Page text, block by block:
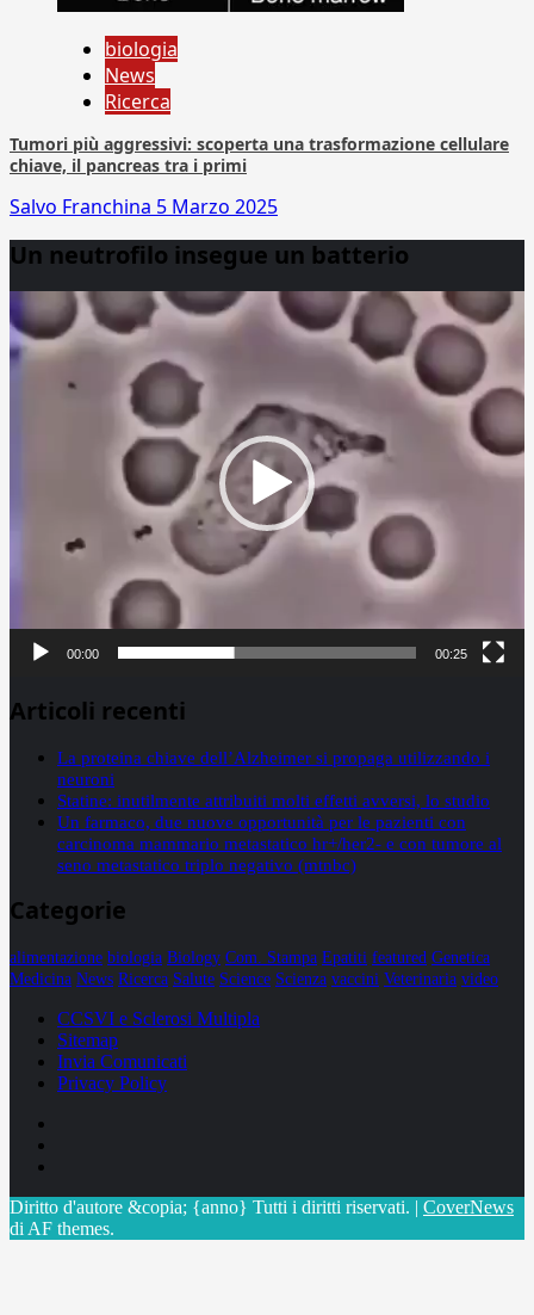
biologia
News
Ricerca
Tumori più aggressivi: scoperta una trasformazione cellulare
chiave, il pancreas tra i primi
Salvo Franchina 5 Marzo 2025
Un neutrofilo insegue un batterio
Player
00:00 00:25
Articoli recenti
La proteina chiave dell’Alzheimer si propaga utilizzando i
neuroni
Statine: inutilmente attribuiti molti effetti avversi, lo studio
Un farmaco, due nuove opportunità per le pazienti con
carcinoma mammario metastatico hr+/her2- e con tumore al
seno metastatico triplo negativo (mtnbc)
Categorie
alimentazione biologia Biology Com. Stampa Epatiti featured Genetica
Medicina News Ricerca Salute Science Scienza vaccini Veterinaria video
CCSVI e Sclerosi Multipla
Sitemap
Invia Comunicati
Privacy Policy
Diritto d'autore &copia; {anno} Tutti i diritti riservati. | CoverNews
di AF themes.